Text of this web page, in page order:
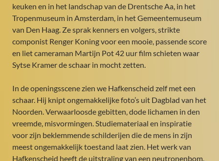
keuken en in het landschap van de Drentsche Aa, in het
Tropenmuseum in Amsterdam, in het Gemeentemuseum
van Den Haag. Ze sprak kenners en volgers, strikte
componist Renger Koning voor een mooie, passende score
en liet cameraman Martijn Pot 42 uur film schieten waar
Sytse Kramer de schaar in mocht zetten.
In de openingsscene zien we Hafkenscheid zelf met een
schaar. Hij knipt ongemakkelijke foto’s uit Dagblad van het
Noorden. Verwaarloosde gebitten, dode lichamen in den
vreemde, misvormingen. Studiemateriaal en inspiratie
voor zijn beklemmende schilderijen die de mens in zijn
meest ongemakkelijk toestand laat zien. Het werk van
Hafkenscheid heeft de uitstraling van een neutronenbom,